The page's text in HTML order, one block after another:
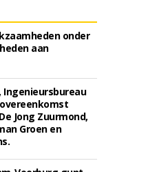
onder
aan
Jong Zuurmond,
Groen en